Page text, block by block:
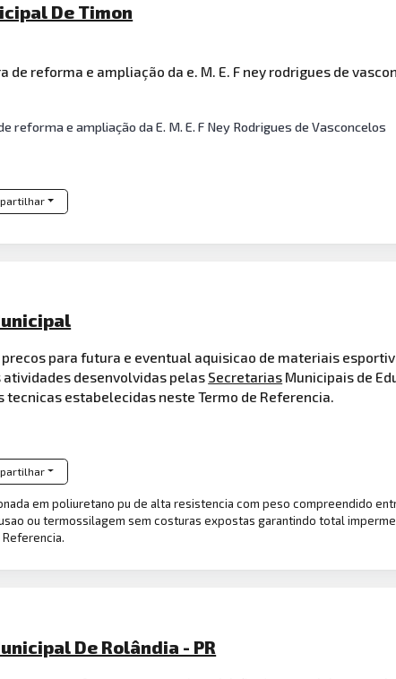
De Timon
reforma e ampliação da e. M. E. F ney rodrigues de
e ampliação da E. M. E. F Ney Rodrigues de Vasconcelos
para futura e eventual aquisicao de materiais
desenvolvidas pelas Secretarias Municipais de
estabelecidas neste Termo de Referencia.
em poliuretano pu de alta resistencia com peso compreendido
ou termossilagem sem costuras expostas garantindo total
De Rolândia - PR